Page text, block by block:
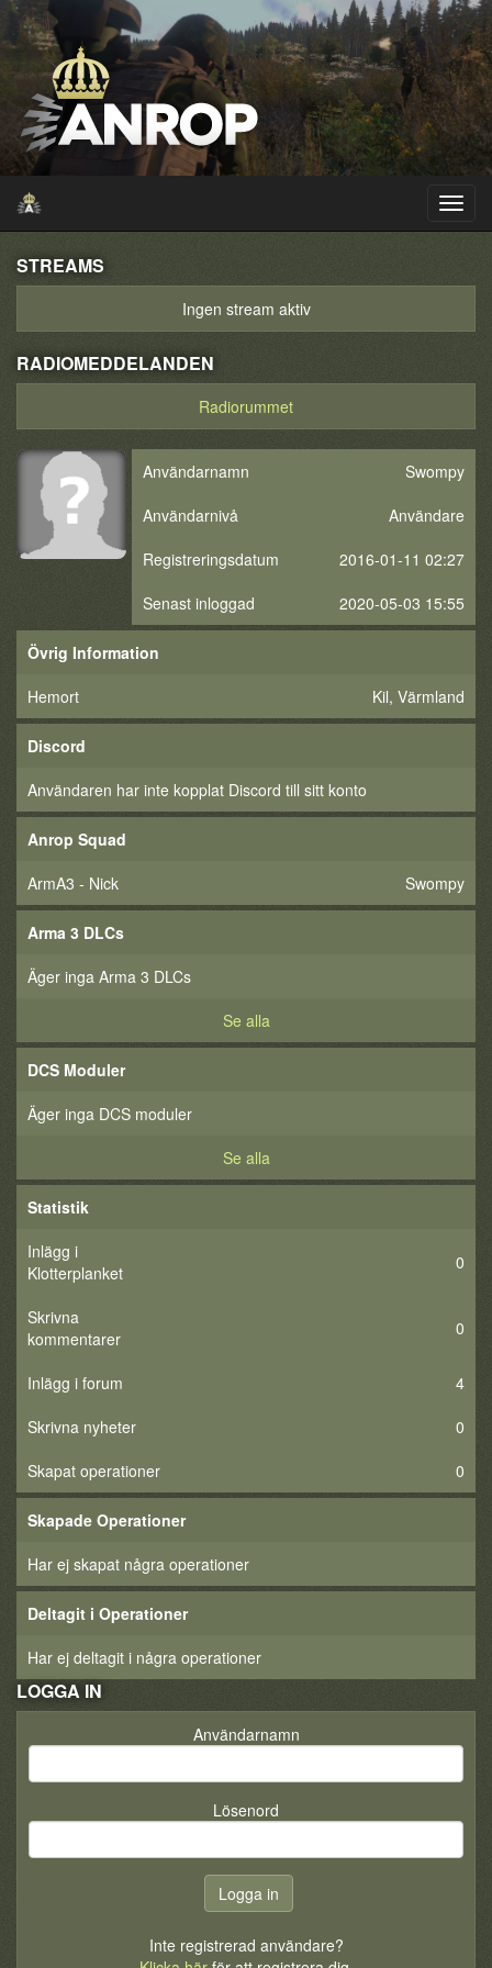
STREAMS
Ingen stream aktiv
RADIOMEDDELANDEN
Radiorummet
Användarnamn
Swompy
Användarnivå
Användare
Registreringsdatum
2016-01-11 02:27
Senast inloggad
2020-05-03 15:55
Övrig Information
Hemort
Kil, Värmland
Discord
Användaren har inte kopplat Discord till sitt konto
Anrop Squad
ArmA3 - Nick
Swompy
Arma 3 DLCs
Äger inga Arma 3 DLCs
Se alla
DCS Moduler
Äger inga DCS moduler
Se alla
Statistik
Inlägg i
Klotterplanket
0
Skrivna
kommentarer
0
Inlägg i forum
4
Skrivna nyheter
0
Skapat operationer
0
Skapade Operationer
Har ej skapat några operationer
Deltagit i Operationer
Har ej deltagit i några operationer
LOGGA IN
Användarnamn
Lösenord
Inte registrerad användare?